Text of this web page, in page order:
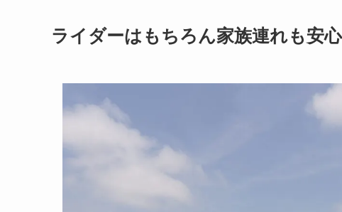
ライダーはもちろん家族連れも安